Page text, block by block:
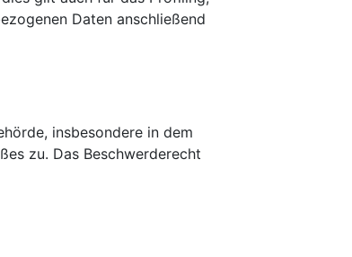
Daten anschließend
insbesondere in dem
zu. Das Beschwerderecht